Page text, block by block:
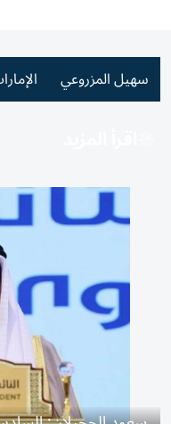
سهيل المزروعي